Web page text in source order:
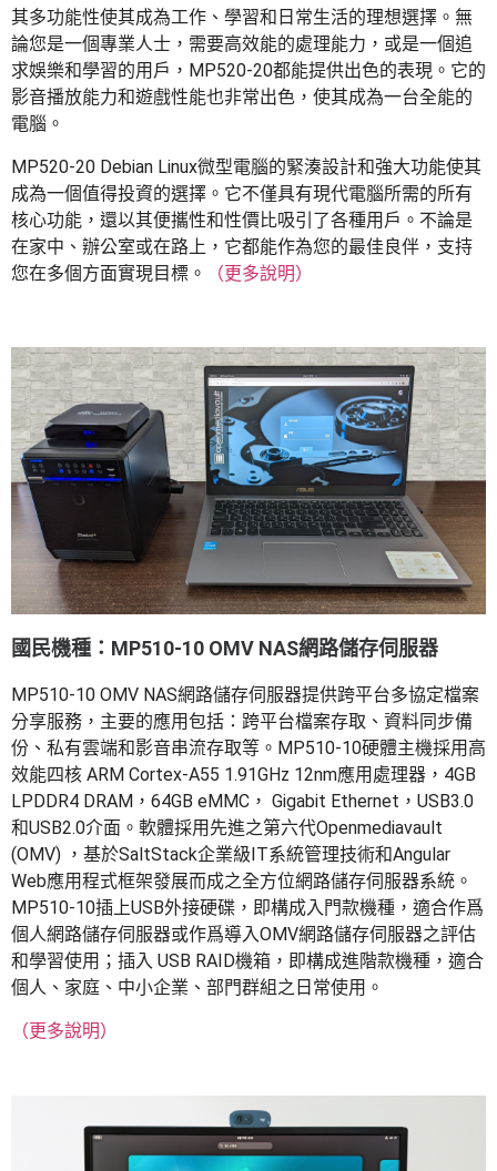
其多功能性使其成為工作、學習和日常生活的理想選擇。無
論您是一個專業人士，需要高效能的處理能力，或是一個追
求娛樂和學習的用戶，MP520-20都能提供出色的表現。它的
影音播放能力和遊戲性能也非常出色，使其成為一台全能的
電腦。
MP520-20 Debian Linux微型電腦的緊湊設計和強大功能使其
成為一個值得投資的選擇。它不僅具有現代電腦所需的所有
核心功能，還以其便攜性和性價比吸引了各種用戶。不論是
在家中、辦公室或在路上，它都能作為您的最佳良伴，支持
您在多個方面實現目標。
（更多說明）
國民機種：MP510-10 OMV NAS網路儲存伺服器
MP510-10 OMV NAS網路儲存伺服器提供跨平台多協定檔案
分享服務，主要的應用包括：跨平台檔案存取、資料同步備
份、私有雲端和影音串流存取等。MP510-10硬體主機採用高
效能四核 ARM Cortex-A55 1.91GHz 12nm應用處理器，4GB
LPDDR4 DRAM，64GB eMMC， Gigabit Ethernet，USB3.0
和USB2.0介面。軟體採用先進之第六代Openmediavault
(OMV) ，基於SaltStack企業級IT系統管理技術和Angular
Web應用程式框架發展而成之全方位網路儲存伺服器系統。
MP510-10插上USB外接硬碟，即構成入門款機種，適合作爲
個人網路儲存伺服器或作爲導入OMV網路儲存伺服器之評估
和學習使用；插入 USB RAID機箱，即構成進階款機種，適合
個人、家庭、中小企業、部門群組之日常使用。
（更多說明）